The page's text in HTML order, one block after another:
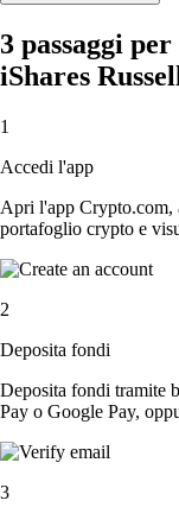
3 passaggi
iShares
1
Accedi l'app
Apri l'app Crypto.com,
portafoglio crypto e
2
Deposita fondi
Deposita fondi tramite
Pay o Google Pay,
3